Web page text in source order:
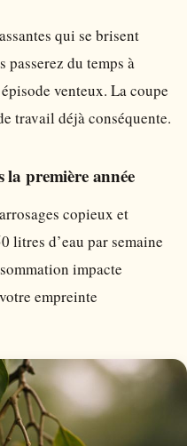
qui se brisent
passerez du temps à
venteux. La coupe
travail déjà conséquente.
la première année
copieux et
litres d’eau par semaine
impacte
empreinte